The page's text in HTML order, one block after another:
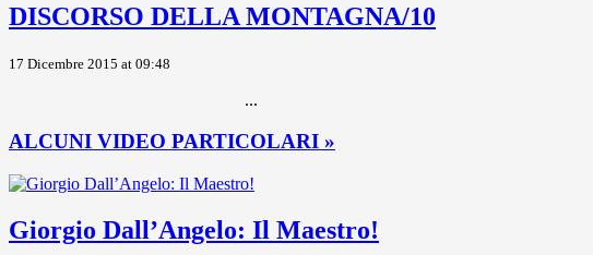
DISCORSO DELLA MONTAGNA/10
17 Dicembre 2015 at 09:48
...
ALCUNI VIDEO PARTICOLARI »
Giorgio Dall’Angelo: Il Maestro!